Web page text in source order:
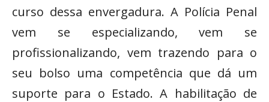
curso dessa envergadura. A Polícia Penal
vem se especializando, vem se
profissionalizando, vem trazendo para o
seu bolso uma competência que dá um
suporte para o Estado. A habilitação de